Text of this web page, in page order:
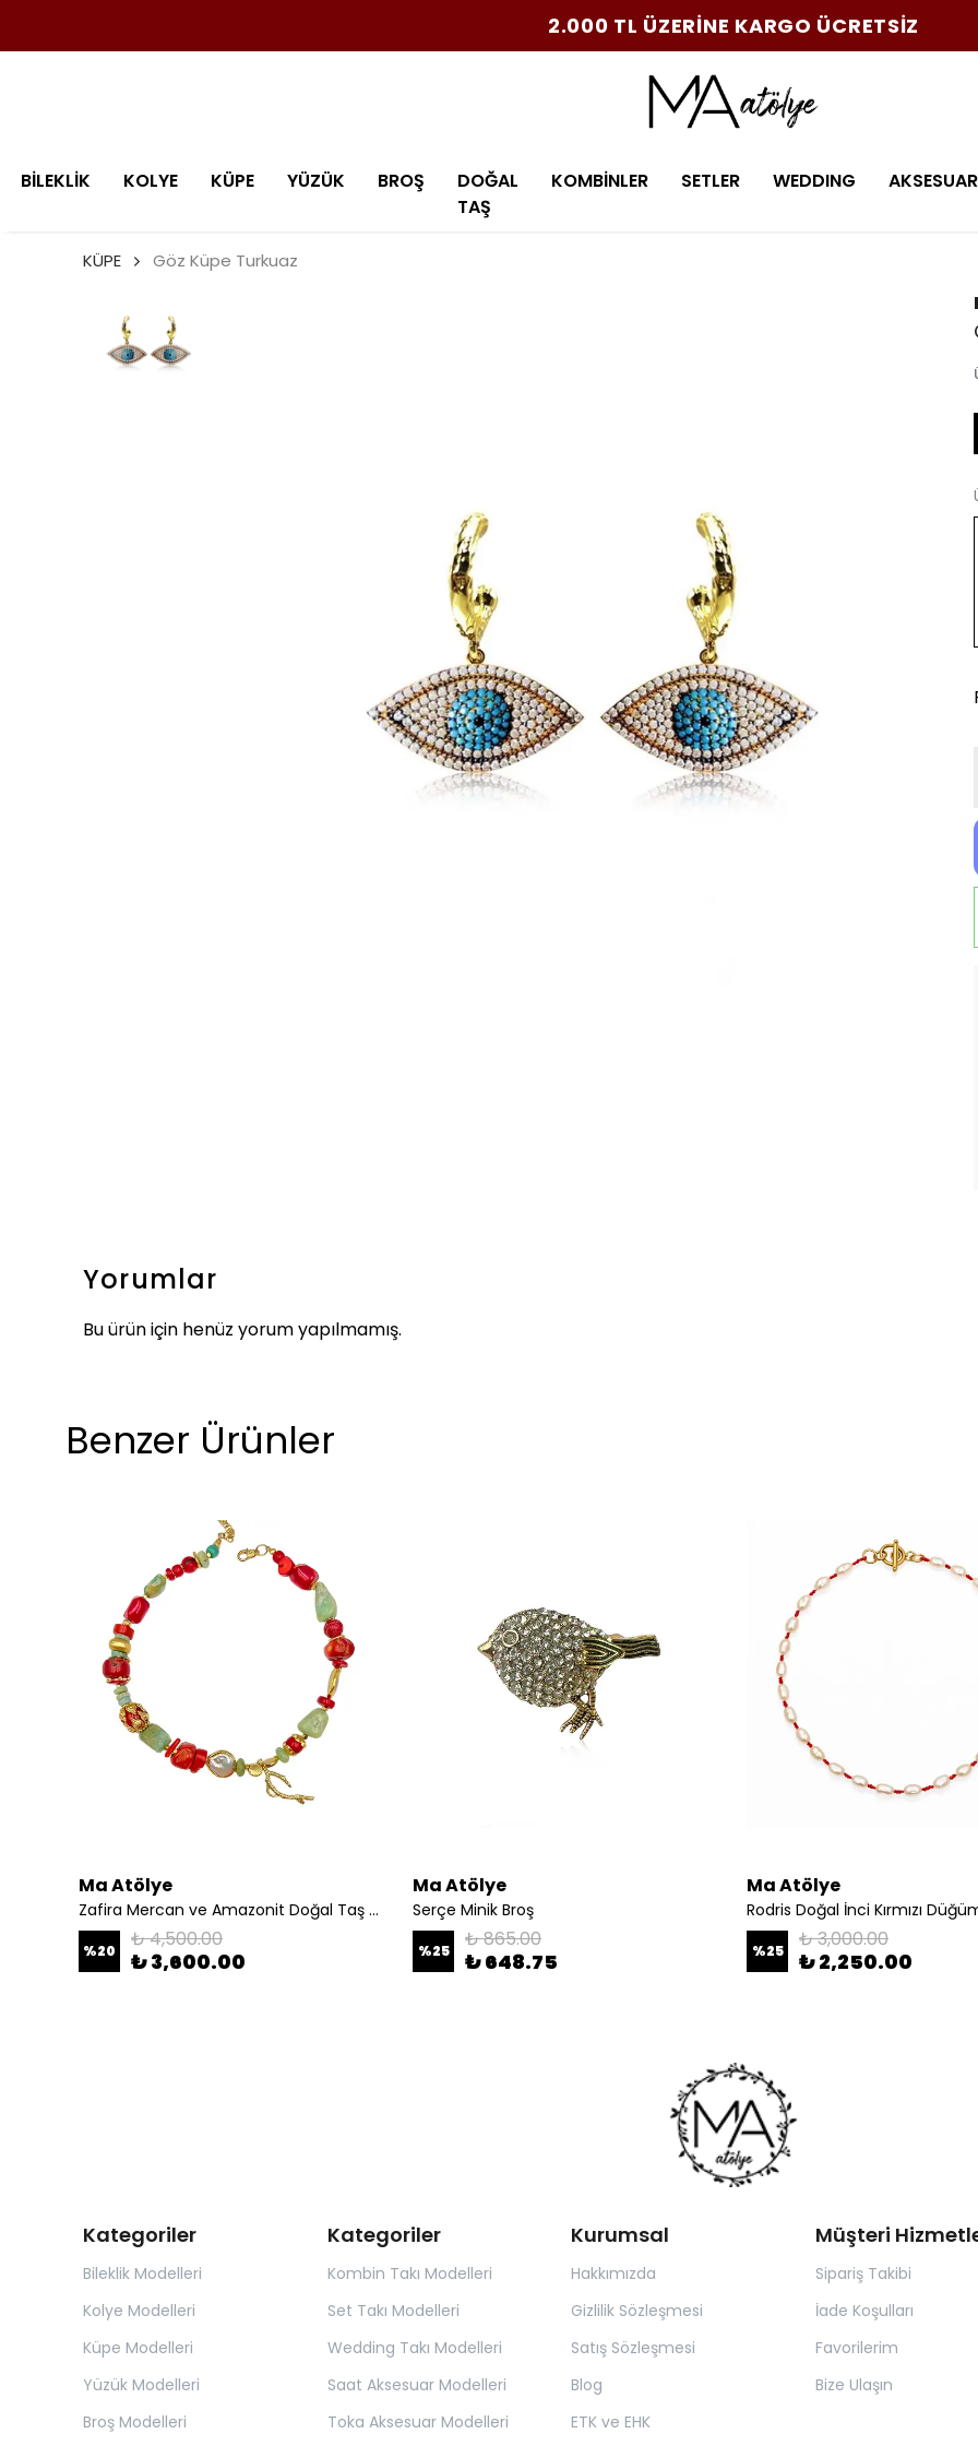
2.000 TL ÜZERİNE KARGO ÜCRETSİZ
BİLEKLİK KOLYE KÜPE YÜZÜK BROŞ
DOĞAL
TAŞ
KOMBİNLER SETLER WEDDING AKSESUAR
KÜPE Göz Küpe Turkuaz
Yorumlar
Bu ürün için henüz yorum yapılmamış.
Benzer Ürünler
Ma Atölye
Zafira Mercan ve Amazonit Doğal Taş Tropic Kolye
%20 ₺ 4,500.00
₺ 3,600.00
Ma Atölye
Serçe Minik Broş
%25 ₺ 865.00
₺ 648.75
Ma Atölye
Rodris Doğal İnci Kırmızı
%25 ₺ 3,000.00
₺ 2,250.00
Kategoriler
Bileklik Modelleri
Kolye Modelleri
Küpe Modelleri
Yüzük Modelleri
Broş Modelleri
Kategoriler
Kombin Takı Modelleri
Set Takı Modelleri
Wedding Takı Modelleri
Saat Aksesuar Modelleri
Toka Aksesuar Modelleri
Kurumsal
Hakkımızda
Gizlilik Sözleşmesi
Satış Sözleşmesi
Blog
ETK ve EHK
Müşteri
Sipariş Takibi
İade Koşulları
Favorilerim
Bize Ulaşın